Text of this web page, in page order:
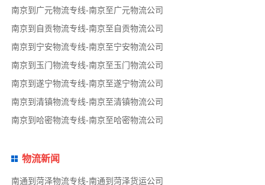
南京到广元物流专线-南京至广元物流公司
南京到自贡物流专线-南京至自贡物流公司
南京到宁安物流专线-南京至宁安物流公司
南京到玉门物流专线-南京至玉门物流公司
南京到遂宁物流专线-南京至遂宁物流公司
南京到清镇物流专线-南京至清镇物流公司
南京到哈密物流专线-南京至哈密物流公司
物流新闻
南通到菏泽物流专线-南通到菏泽货运公司